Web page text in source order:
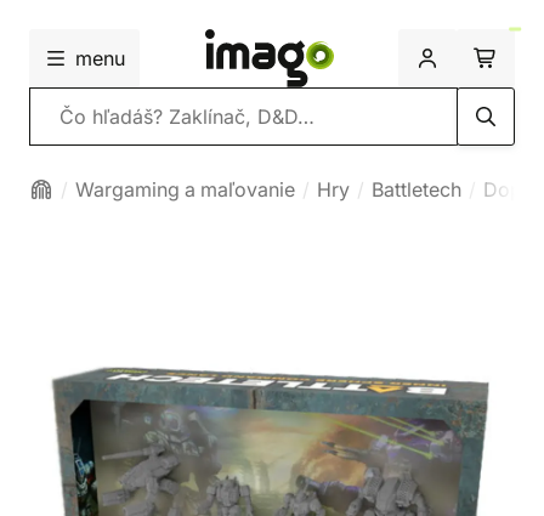
menu
Vyhľadávanie
Wargaming a maľovanie Hry Battletech